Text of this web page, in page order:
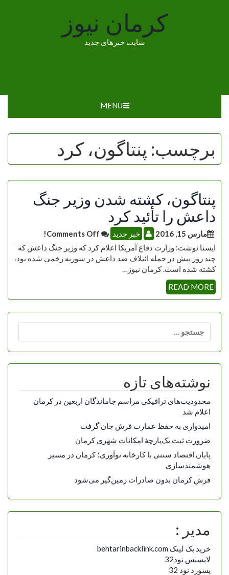
کرمان نیوز
سایت خبرهای جدید
MENU
برچسب: پنتاگون، کرد
پنتاگون، کشته شدن وزیر جنگ
داعش را تأئید کرد
مارس 15, 2016 خبر جدید
ایسنا نوشت: وزارت دفاع آمریکا اعلام کرد که وزیر جنگ داعش که
چند روز پیش در حمله ائتلاف ضد داعش در سوریه زخمی شده بود،
کشته شده است. کرمان نیوز…
READ MORE
برای:
نوشته‌های تازه
محدودیت‌های ترافیکی مراسم جاماندگان اربعین در کرمان
اعلام شد
امیدواری به حفظ عمارت فرش جان گرفت
ضرورت ثبت یک‌پارچۀ امکانات شهری کرمان
پایان اقتصاد سنتی با کارخانه نوآوری؛ کرمان در مسیر
هوشمندسازی
فرش کرمان بدون صادرات زمین‌گیر می‌شود
مدیر :
خرید بک لینک behtarinbacklink.com
لایسنس نود32
پسورد نود 32